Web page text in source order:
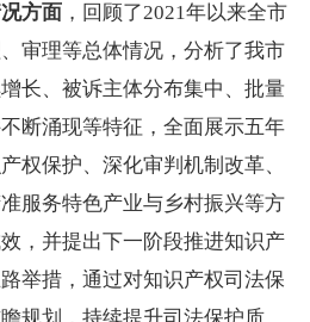
方面 ，回顾了2021年以来全市
审理等总体情况，分析了我市
长、被诉主体分布集中、批量
断涌现等特征，全面展示五年
权保护、深化审判机制改革、
服务特色产业与乡村振兴等方
，并提出下一阶段推进知识产
举措，通过对知识产权司法保